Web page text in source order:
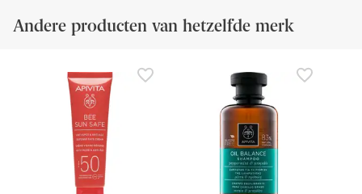
Andere producten van hetzelfde merk